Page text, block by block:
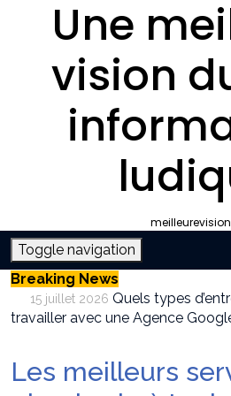
Une
vision
Toggle navigation
Breaking News
15 juillet 2026 Quels types
travailler avec une Agence
12 juin 2026 Survivalisme
Les meilleurs